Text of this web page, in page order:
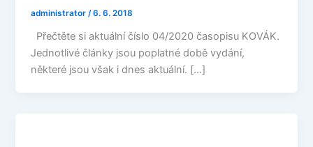
administrator /6. 6. 2018
Přečtěte si aktuální číslo 04/2020 časopisu KOVÁK.
Jednotlivé články jsou poplatné době vydání,
některé jsou však i dnes aktuální. […]